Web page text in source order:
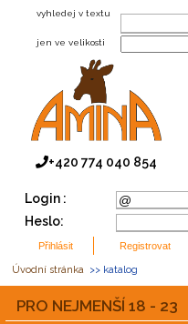
+420 774 040 854
vyhledej v textu
jen ve velikosti
Login :
Heslo:
Úvodní stránka >> katalog
PRO NEJMENŠÍ 18 - 23